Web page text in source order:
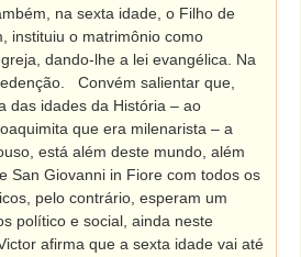
na sexta idade, o Filho de
instituiu o matrimônio como
dando-lhe a lei evangélica. Na
Convém salientar que,
das idades da História – ao
que era milenarista – a
está além deste mundo, além
San Giovanni in Fiore com todos os
pelo contrário, esperam um
político e social, ainda neste
afirma que a sexta idade vai até